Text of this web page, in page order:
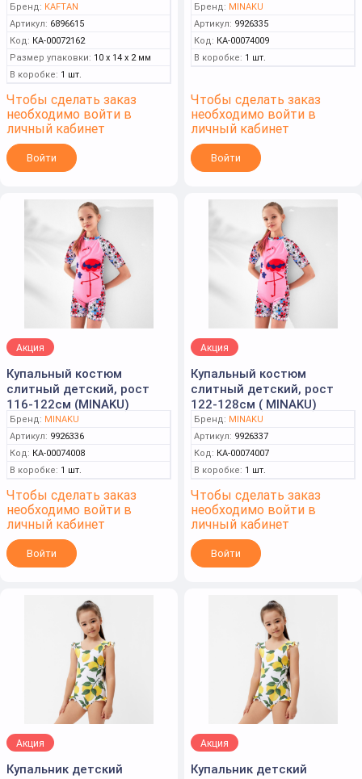
Бренд: KAFTAN
Артикул: 6896615
Код: КА-00072162
Размер упаковки: 10 x 14 x 2 мм
В коробке: 1 шт.
Чтобы сделать заказ
необходимо войти в
личный кабинет
Войти
Бренд: MINAKU
Артикул: 9926335
Код: КА-00074009
В коробке: 1 шт.
Чтобы сделать заказ
необходимо войти в
личный кабинет
Войти
Акция
Купальный костюм
слитный детский, рост
116-122см (MINAKU)
Бренд: MINAKU
Артикул: 9926336
Код: КА-00074008
В коробке: 1 шт.
Чтобы сделать заказ
необходимо войти в
личный кабинет
Войти
Акция
Купальный костюм
слитный детский, рост
122-128см ( MINAKU)
Бренд: MINAKU
Артикул: 9926337
Код: КА-00074007
В коробке: 1 шт.
Чтобы сделать заказ
необходимо войти в
личный кабинет
Войти
Акция
Купальник детский
Акция
Купальник детский